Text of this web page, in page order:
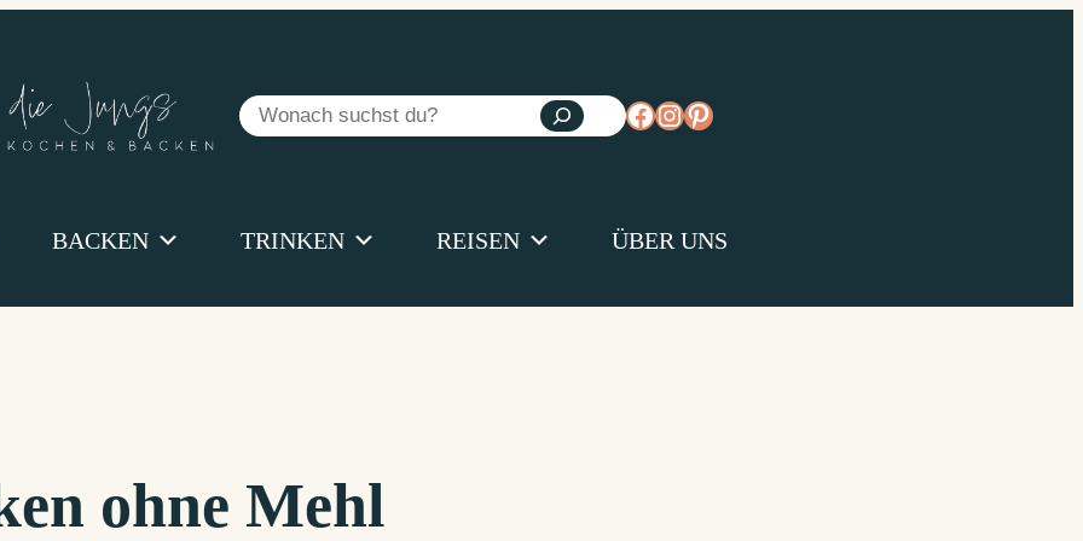
Suchen
https://www.facebook.com/
https://www.instagram.com/
https://www.pinterest.de/diejungs/
BACKEN TRINKEN REISEN ÜBER UNS
ohne Mehl